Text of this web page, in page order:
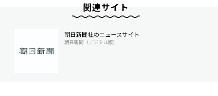
関連サイト
朝日新聞社のニュースサイト
朝日新聞（デジタル版）